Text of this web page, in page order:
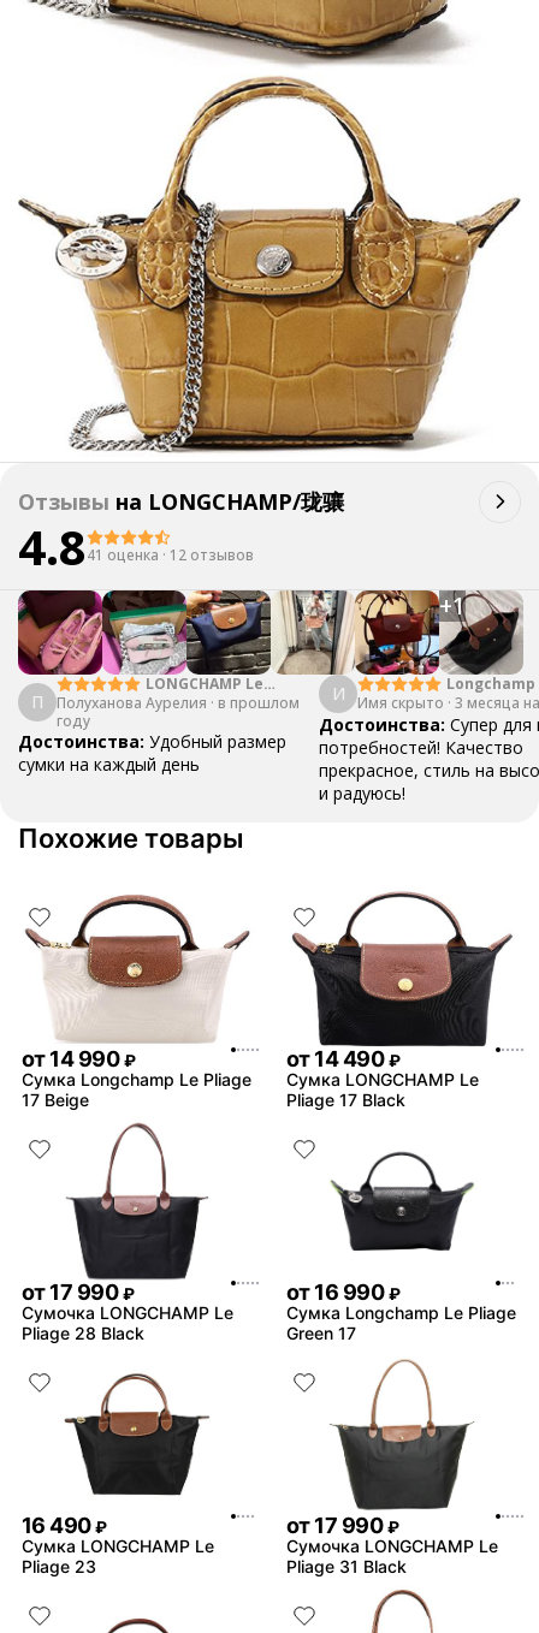
Отзывы на LONGCHAMP/珑骧
4.841 оценка · 12 отзывов
+1
П
LONGCHAMP Le
Pliage Green 23
Полуханова Аурелия · в прошлом
году
Достоинства: Удобный размер
сумки на каждый день
И
Имя скрыто · 3 месяца
Достоинства: Супер для
потребностей! Качество
прекрасное, стиль на
и радуюсь!
Похожие товары
от14 990 ₽
Сумка Longchamp Le Pliage
17 Beige
от14 490 ₽
Сумка LONGCHAMP Le
Pliage 17 Black
от17 990 ₽
Сумочка LONGCHAMP Le
Pliage 28 Black
от16 990 ₽
Сумка Longchamp Le Pliage
Green 17
16 490 ₽
Сумка LONGCHAMP Le
Pliage 23
от17 990 ₽
Сумочка LONGCHAMP Le
Pliage 31 Black